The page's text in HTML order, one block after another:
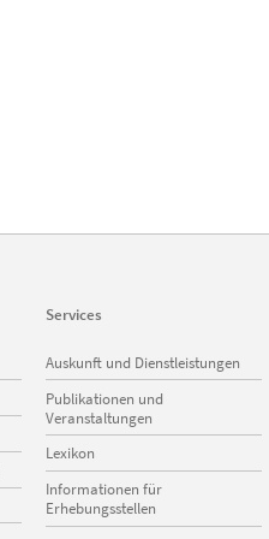
Services
Navigation
überspringen
Auskunft und Dienstleistungen
Publikationen und
Veranstaltungen
Lexikon
Informationen für
Erhebungsstellen